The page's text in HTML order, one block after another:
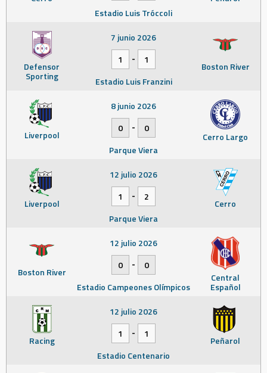
Estadio Luis Tróccoli
Defensor
Sporting
Boston River
7 junio 2026
1
-
1
Estadio Luis Franzini
Liverpool Cerro Largo
8 junio 2026
0
-
0
Parque Viera
Liverpool Cerro
12 julio 2026
1
-
2
Parque Viera
Boston River Central
Español
12 julio 2026
0
-
0
Estadio Campeones Olímpicos
Racing Peñarol
12 julio 2026
1
-
1
Estadio Centenario